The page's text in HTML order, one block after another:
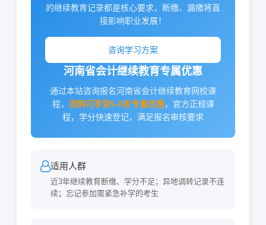
的继续教育记录都是核心要求，断缴、漏缴将直
接影响职业发展！
咨询学习方案
河南省会计继续教育专属优惠
通过本站咨询报名河南省会计继续教育网校课
程，
团购可享受6-8折专属优惠，官方正规课
程，学分快速登记，满足报名审核要求
适用人群
近3年继续教育断缴、学分不足；异地调转记录不连
续；忘记参加需紧急补学的考生